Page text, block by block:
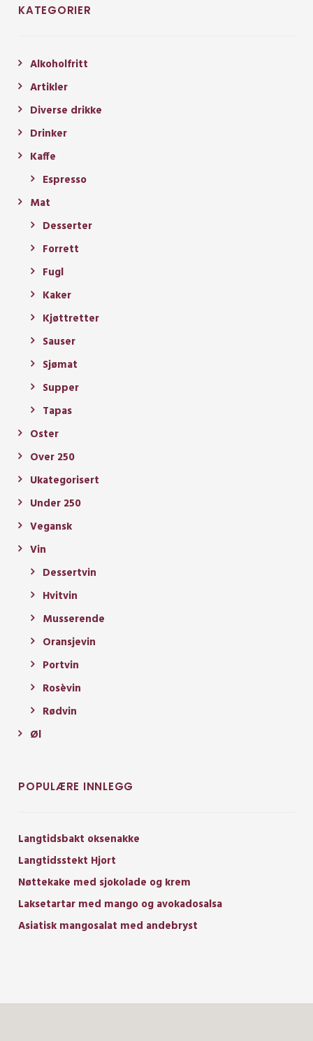
KATEGORIER
Alkoholfritt
Artikler
Diverse drikke
Drinker
Kaffe
Espresso
Mat
Desserter
Forrett
Fugl
Kaker
Kjøttretter
Sauser
Sjømat
Supper
Tapas
Oster
Over 250
Ukategorisert
Under 250
Vegansk
Vin
Dessertvin
Hvitvin
Musserende
Oransjevin
Portvin
Rosèvin
Rødvin
Øl
POPULÆRE INNLEGG
Langtidsbakt oksenakke
Langtidsstekt Hjort
Nøttekake med sjokolade og krem
Laksetartar med mango og avokadosalsa
Asiatisk mangosalat med andebryst